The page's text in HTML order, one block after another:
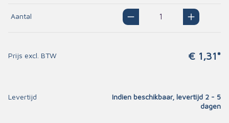
Aantal
Prijs excl. BTW € 1,31*
Levertijd
Indien beschikbaar, levertijd 2 - 5
dagen